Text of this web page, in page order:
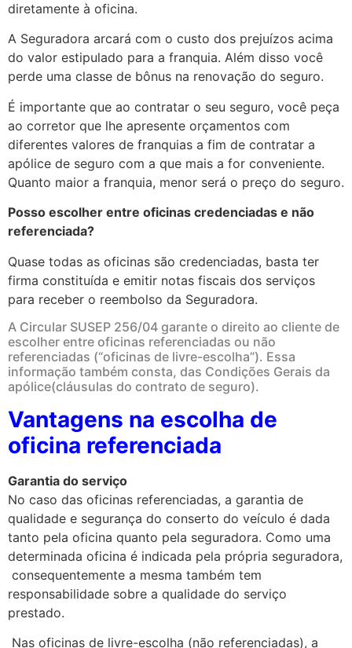
diretamente à oficina.
A Seguradora arcará com o custo dos prejuízos acima
do valor estipulado para a franquia. Além disso você
perde uma classe de bônus na renovação do seguro.
É importante que ao contratar o seu seguro, você peça
ao corretor que lhe apresente orçamentos com
diferentes valores de franquias a fim de contratar a
apólice de seguro com a que mais a for conveniente.
Quanto maior a franquia, menor será o preço do seguro.
Posso escolher entre oficinas credenciadas e não
referenciada?
Quase todas as oficinas são credenciadas, basta ter
firma constituída e emitir notas fiscais dos serviços
para receber o reembolso da Seguradora.
A Circular SUSEP 256/04 garante o direito ao cliente de
escolher entre oficinas referenciadas ou não
referenciadas (“oficinas de livre-escolha”). Essa
informação também consta, das Condições Gerais da
apólice(cláusulas do contrato de seguro).
Vantagens na escolha de
oficina referenciada
Garantia do serviço
No caso das oficinas referenciadas, a garantia de
qualidade e segurança do conserto do veículo é dada
tanto pela oficina quanto pela seguradora. Como uma
determinada oficina é indicada pela própria seguradora,
consequentemente a mesma também tem
responsabilidade sobre a qualidade do serviço
prestado.
Nas oficinas de livre-escolha (não referenciadas), a